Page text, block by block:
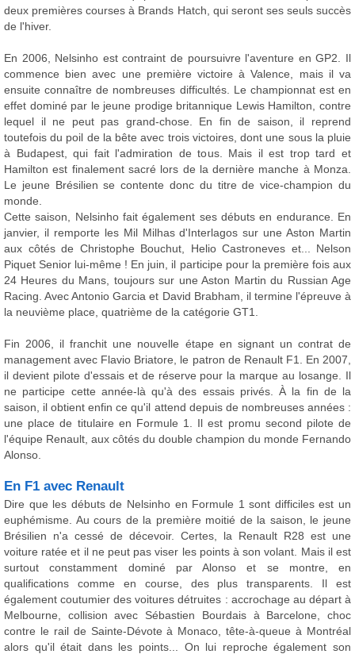
deux premières courses à Brands Hatch, qui seront ses seuls succès
de l'hiver.
En 2006, Nelsinho est contraint de poursuivre l'aventure en GP2. Il
commence bien avec une première victoire à Valence, mais il va
ensuite connaître de nombreuses difficultés. Le championnat est en
effet dominé par le jeune prodige britannique Lewis Hamilton, contre
lequel il ne peut pas grand-chose. En fin de saison, il reprend
toutefois du poil de la bête avec trois victoires, dont une sous la pluie
à Budapest, qui fait l'admiration de tous. Mais il est trop tard et
Hamilton est finalement sacré lors de la dernière manche à Monza.
Le jeune Brésilien se contente donc du titre de vice-champion du
monde.
Cette saison, Nelsinho fait également ses débuts en endurance. En
janvier, il remporte les Mil Milhas d'Interlagos sur une Aston Martin
aux côtés de Christophe Bouchut, Helio Castroneves et... Nelson
Piquet Senior lui-même ! En juin, il participe pour la première fois aux
24 Heures du Mans, toujours sur une Aston Martin du Russian Age
Racing. Avec Antonio Garcia et David Brabham, il termine l'épreuve à
la neuvième place, quatrième de la catégorie GT1.
Fin 2006, il franchit une nouvelle étape en signant un contrat de
management avec Flavio Briatore, le patron de Renault F1. En 2007,
il devient pilote d'essais et de réserve pour la marque au losange. Il
ne participe cette année-là qu'à des essais privés. À la fin de la
saison, il obtient enfin ce qu'il attend depuis de nombreuses années :
une place de titulaire en Formule 1. Il est promu second pilote de
l'équipe Renault, aux côtés du double champion du monde Fernando
Alonso.
En F1 avec Renault
Dire que les débuts de Nelsinho en Formule 1 sont difficiles est un
euphémisme. Au cours de la première moitié de la saison, le jeune
Brésilien n'a cessé de décevoir. Certes, la Renault R28 est une
voiture ratée et il ne peut pas viser les points à son volant. Mais il est
surtout constamment dominé par Alonso et se montre, en
qualifications comme en course, des plus transparents. Il est
également coutumier des voitures détruites : accrochage au départ à
Melbourne, collision avec Sébastien Bourdais à Barcelone, choc
contre le rail de Sainte-Dévote à Monaco, tête-à-queue à Montréal
alors qu'il était dans les points... On lui reproche également son